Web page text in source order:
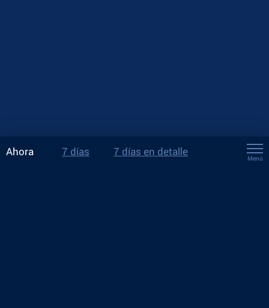
Ahora 7 días 7 días en detalle
Menú